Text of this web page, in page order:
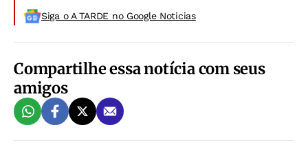
Siga o A TARDE no Google Noticias
Compartilhe essa notícia com seus
amigos